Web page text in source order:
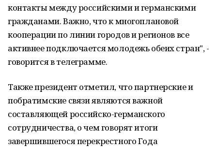
контакты между российскими и германскими
гражданами. Важно, что к многоплановой
кооперации по линии городов и регионов все
активнее подключается молодежь обеих стран", -
говорится в телеграмме.
Также президент отметил, что партнерские и
побратимские связи являются важной
составляющей российско-германского
сотрудничества, о чем говорят итоги
завершившегося перекрестного Года